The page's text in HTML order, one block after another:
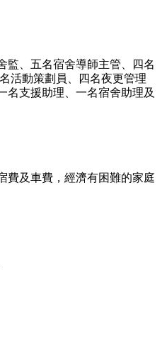
監、五名宿舍導師主管、四名
活動策劃員、四名夜更管理
名支援助理、一名宿舍助理及
費及車費，經濟有困難的家庭